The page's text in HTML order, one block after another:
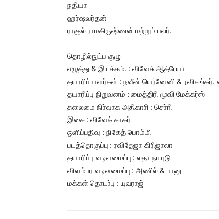
நதியா
ஹர்ஷவர்தன்
ராகுல் ராமகிருஷ்ணன் மற்றும் பலர்.
தொழில்நுட்ப குழு
எழுத்து & இயக்கம். : விவேக் ஆத்ரேயா
தயாரிப்பாளர்கள் : நவீன் யெர்னேனி & ரவிசங்கர்.
தயாரிப்பு நிறுவனம் : மைத்திரி மூவி மேக்கர்ஸ்
தலைமை நிர்வாக அதிகாரி : செர்ரி
இசை : விவேக் சாகர்
ஒளிப்பதிவு : நிகேத் பொம்மி
படத்தொகுப்பு : ரவிதேஜா கிரிஜாலா
தயாரிப்பு வடிவமைப்பு : லதா நாயுடு
விளம்பர வடிவமைப்பு : அணில் & பானு
மக்கள் தொடர்பு : யுவராஜ்